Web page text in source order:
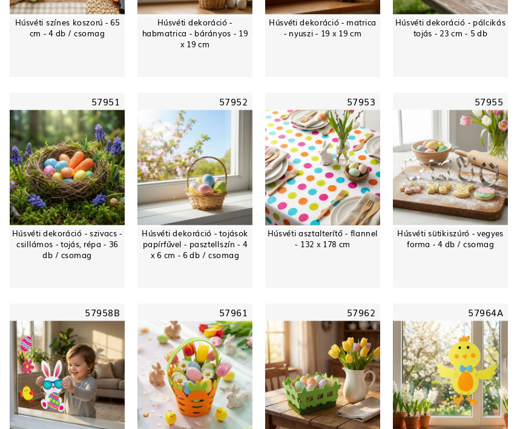
Húsvéti színes koszorú - 65
cm - 4 db / csomag
Húsvéti dekoráció -
habmatrica - bárányos - 19
x 19 cm
Húsvéti dekoráció - matrica
- nyuszi - 19 x 19 cm
Húsvéti dekoráció - pálcikás
tojás - 23 cm - 5 db
57951
Húsvéti dekoráció - szivacs -
csillámos - tojás, répa - 36
db / csomag
57952
Húsvéti dekoráció - tojások
papírfűvel - pasztellszín - 4
x 6 cm - 6 db / csomag
57953
Húsvéti asztalterítő - flannel
- 132 x 178 cm
57955
Húsvéti sütikiszúró - vegyes
forma - 4 db / csomag
57958B 57961 57962 57964A